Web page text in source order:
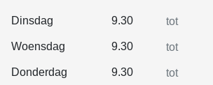
Dinsdag 9.30 tot
Woensdag 9.30 tot
Donderdag 9.30 tot